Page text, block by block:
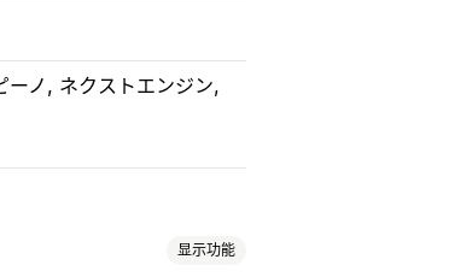
ーノ
ネクストエンジン
显示功能